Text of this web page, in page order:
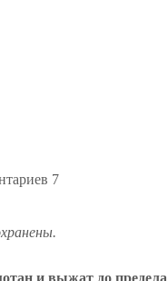
7
и выжат до предела